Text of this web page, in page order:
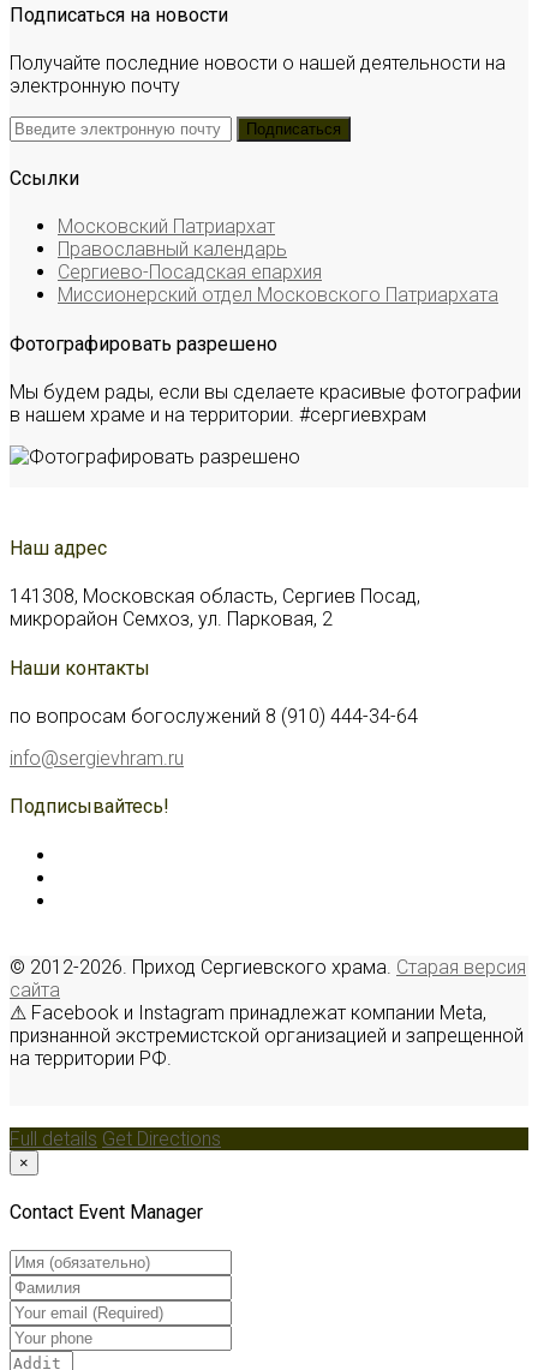
Подписаться на новости
Получайте последние новости о нашей деятельности на
электронную почту
Ссылки
Московский Патриархат
Православный календарь
Сергиево-Посадская епархия
Миссионерский отдел Московского Патриархата
Фотографировать разрешено
Мы будем рады, если вы сделаете красивые фотографии
в нашем храме и на территории. #сергиевхрам
Наш адрес
141308, Московская область, Сергиев Посад,
микрорайон Семхоз, ул. Парковая, 2
Наши контакты
по вопросам богослужений 8 (910) 444-34-64
info@sergievhram.ru
Подписывайтесь!
© 2012-2026. Приход Сергиевского храма. Старая версия
сайта
⚠ Facebook и Instagram принадлежат компании Meta,
признанной экстремистской организацией и запрещенной
на территории РФ.
Full details Get Directions
×
Contact Event Manager